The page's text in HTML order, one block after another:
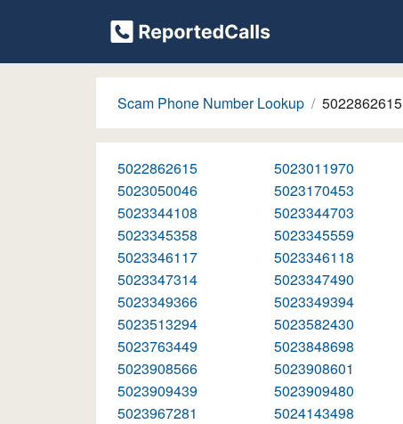
Scam Phone Number Lookup 5022862615
5022862615 5023011970
5023050046
5023170453
5023344108
5023344703
5023345358
5023345559
5023346117
5023346118
5023347314
5023347490
5023349366
5023349394
5023513294
5023582430
5023763449
5023848698
5023908566
5023908601
5023909439
5023909480
5023967281
5024143498